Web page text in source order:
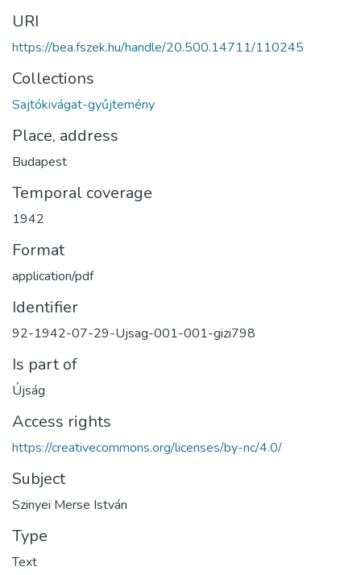
URI
https://bea.fszek.hu/handle/20.500.14711/110245
Collections
Sajtókivágat-gyűjtemény
Place, address
Budapest
Temporal coverage
1942
Format
application/pdf
Identifier
92-1942-07-29-Ujsag-001-001-gizi798
Is part of
Újság
Access rights
https://creativecommons.org/licenses/by-nc/4.0/
Subject
Szinyei Merse István
Type
Text